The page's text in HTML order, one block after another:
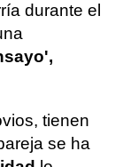
durante el
tienen
se ha